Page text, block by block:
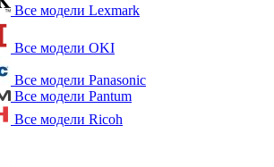
Все модели Lexmark
Все модели OKI
Все модели Panasonic
Все модели Pantum
Все модели Ricoh